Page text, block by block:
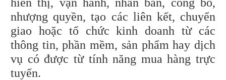
nhượng quyền, tạo các liên kết, chuyển
giao hoặc tổ chức kinh doanh từ các
thông tin, phần mềm, sản phẩm hay dịch
vụ có được từ tính năng mua hàng trực
tuyến.